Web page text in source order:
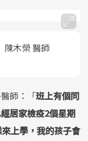
陳木榮 醫師
師：「班上有個同
居家檢疫2個星期
上學，我的孩子會